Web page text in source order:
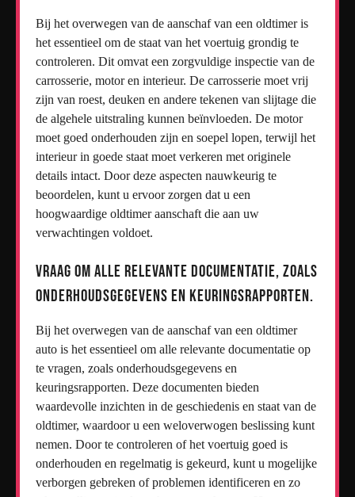
Bij het overwegen van de aanschaf van een oldtimer is
het essentieel om de staat van het voertuig grondig te
controleren. Dit omvat een zorgvuldige inspectie van de
carrosserie, motor en interieur. De carrosserie moet vrij
zijn van roest, deuken en andere tekenen van slijtage die
de algehele uitstraling kunnen beïnvloeden. De motor
moet goed onderhouden zijn en soepel lopen, terwijl het
interieur in goede staat moet verkeren met originele
details intact. Door deze aspecten nauwkeurig te
beoordelen, kunt u ervoor zorgen dat u een
hoogwaardige oldtimer aanschaft die aan uw
verwachtingen voldoet.
Vraag om alle relevante documentatie, zoals
onderhoudsgegevens en keuringsrapporten.
Bij het overwegen van de aanschaf van een oldtimer
auto is het essentieel om alle relevante documentatie op
te vragen, zoals onderhoudsgegevens en
keuringsrapporten. Deze documenten bieden
waardevolle inzichten in de geschiedenis en staat van de
oldtimer, waardoor u een weloverwogen beslissing kunt
nemen. Door te controleren of het voertuig goed is
onderhouden en regelmatig is gekeurd, kunt u mogelijke
verborgen gebreken of problemen identificeren en zo